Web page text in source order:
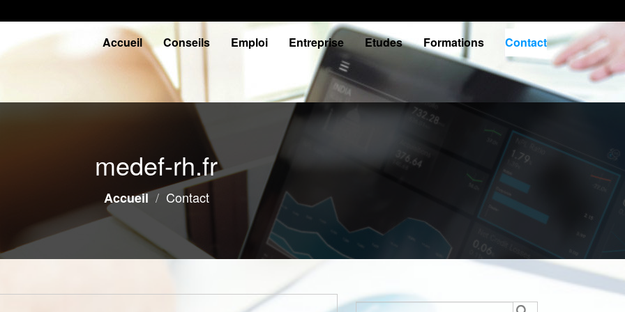
Accueil Conseils Emploi Entreprise Etudes Formations Contact
medef-rh.fr
Accueil Contact
Rechercher :